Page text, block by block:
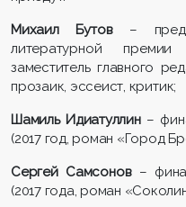
Михаил Бутов–
литературной
заместитель главного
прозаик, эссеист, критик;
Шамиль Идиатуллин–
(2017 год, роман «Город
Сергей Самсонов–
(2017 года, роман